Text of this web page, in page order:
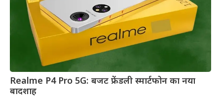
Realme P4 Pro 5G: बजट फ्रेंडली स्मार्टफोन का नया
बादशाह